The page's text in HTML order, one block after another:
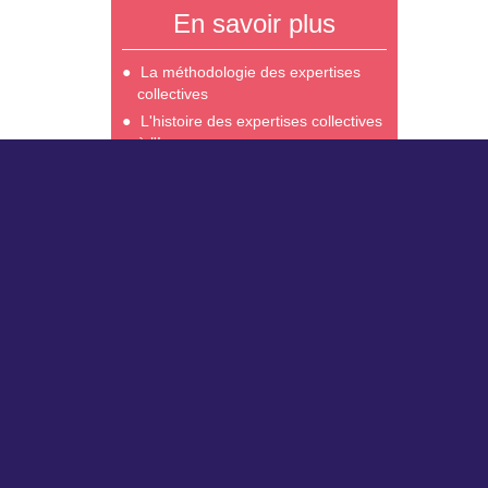
En savoir plus
La méthodologie des expertises
collectives
L'histoire des expertises collectives
à l'Inserm